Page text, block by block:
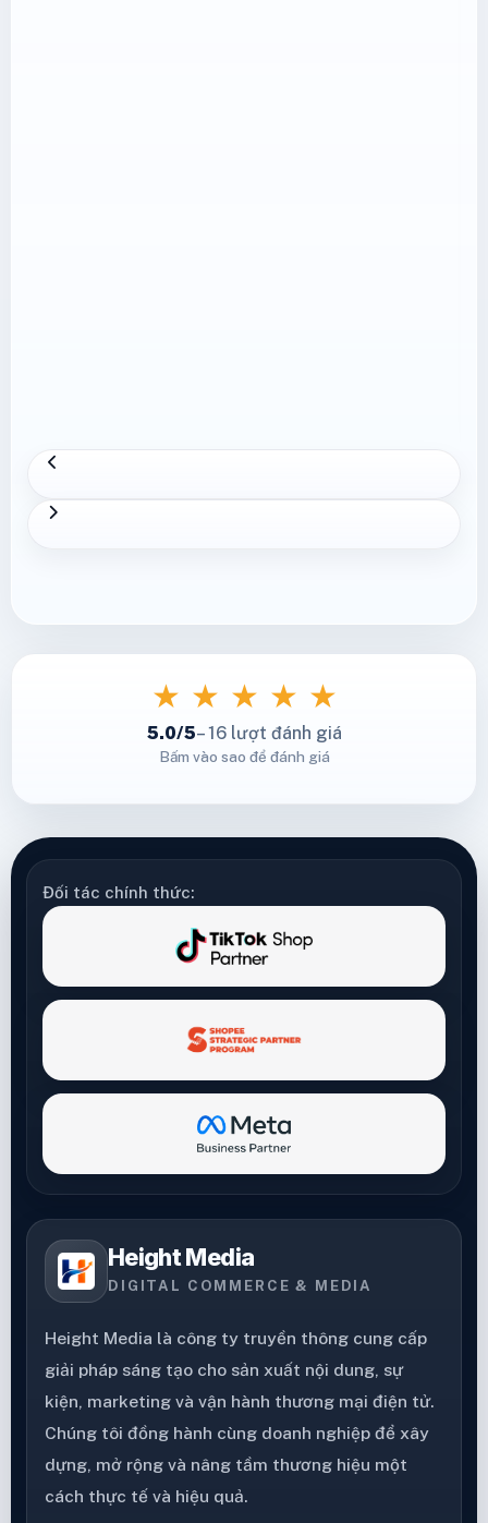
★ ★ ★ ★ ★
5.0/5– 16 lượt đánh giá
Bấm vào sao để đánh giá
Đối tác chính thức:
Height Media
DIGITAL COMMERCE & MEDIA
Height Media là công ty truyền thông cung cấp
giải pháp sáng tạo cho sản xuất nội dung, sự
kiện, marketing và vận hành thương mại điện tử.
Chúng tôi đồng hành cùng doanh nghiệp để xây
dựng, mở rộng và nâng tầm thương hiệu một
cách thực tế và hiệu quả.